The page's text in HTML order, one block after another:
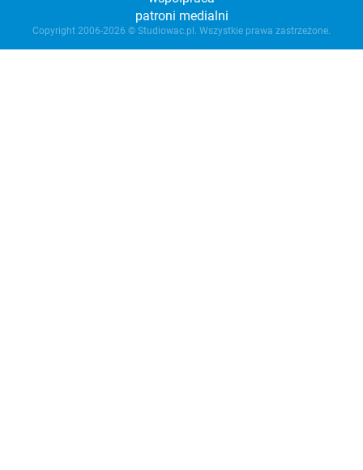
patroni medialni
Copyright 2006-2026 © Studiowac.pl. Wszystkie prawa zastrzeżone.